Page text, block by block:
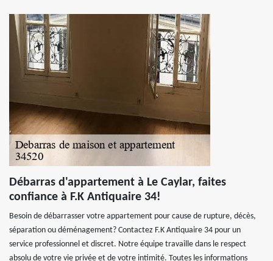
Débarras d'appartement à Le Caylar, faites
confiance à F.K Antiquaire 34!
Besoin de débarrasser votre appartement pour cause de rupture, décès,
séparation ou déménagement? Contactez F.K Antiquaire 34 pour un
service professionnel et discret. Notre équipe travaille dans le respect
absolu de votre vie privée et de votre intimité. Toutes les informations